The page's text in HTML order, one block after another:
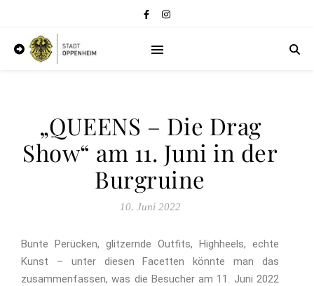
„QUEENS – Die Drag
Show“ am 11. Juni in der
Burgruine
10. Juni 2022
Bunte Perücken, glitzernde Outfits, Highheels, echte
Kunst – unter diesen Facetten könnte man das
zusammenfassen, was die Besucher am 11. Juni 2022